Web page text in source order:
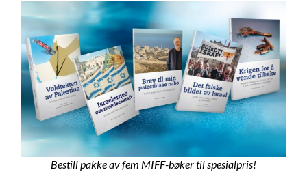
Bestill pakke av fem MIFF-bøker til spesialpris!